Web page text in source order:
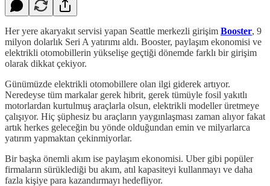
Her yere akaryakıt servisi yapan Seattle merkezli girişim Booster, 9
milyon dolarlık Seri A yatırımı aldı. Booster, paylaşım ekonomisi ve
elektrikli otomobillerin yükselişe geçtiği dönemde farklı bir girişim
olarak dikkat çekiyor.
Günümüzde elektrikli otomobillere olan ilgi giderek artıyor.
Neredeyse tüm markalar gerek hibrit, gerek tümüyle fosil yakıtlı
motorlardan kurtulmuş araçlarla olsun, elektrikli modeller üretmeye
çalışıyor. Hiç şüphesiz bu araçların yaygınlaşması zaman alıyor fakat
artık herkes geleceğin bu yönde olduğundan emin ve milyarlarca
yatırım yapmaktan çekinmiyorlar.
Bir başka önemli akım ise paylaşım ekonomisi. Uber gibi popüler
firmaların sürüklediği bu akım, atıl kapasiteyi kullanmayı ve daha
fazla kişiye para kazandırmayı hedefliyor.